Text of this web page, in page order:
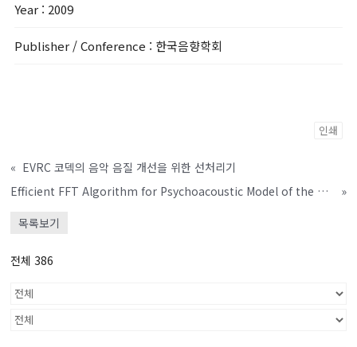
Year : 2009
Publisher / Conference : 한국음향학회
인쇄
« EVRC 코덱의 음악 음질 개선을 위한 선처리기
Efficient FFT Algorithm for Psychoacoustic Model of the MPEG-4 AAC
»
목록보기
전체 386